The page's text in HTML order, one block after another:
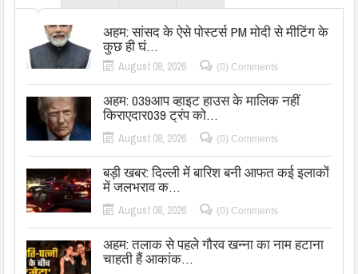
अहम: सांसद के ऐसे पोस्टर्स PM मोदी से मीटिंग के
कुछ ही घं…
August 08, 2026 (0) Comments
अहम: 039आप व्हाइट हाउस के मालिक नहीं
किराएदार039 ट्रंप को…
August 08, 2026 (0) Comments
बड़ी खबर: दिल्ली में बारिश बनी आफत कई इलाकों
में जलभराव क…
August 08, 2026 (0) Comments
अहम: तलाक से पहले गौरव खन्ना का नाम हटाना
चाहती हैं आकांक…